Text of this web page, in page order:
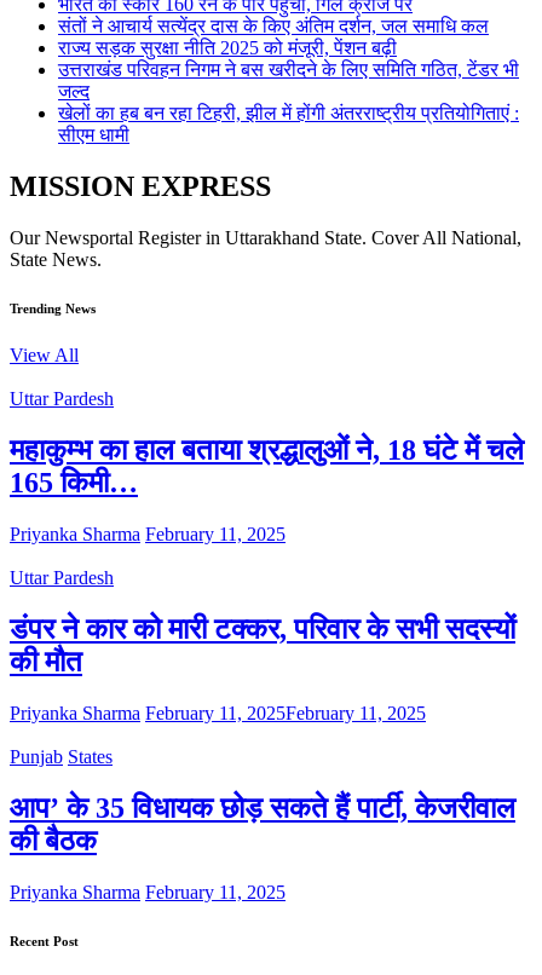
संतों ने आचार्य सत्येंद्र दास के किए अंतिम दर्शन, जल समाधि कल
राज्य सड़क सुरक्षा नीति 2025 को मंजूरी, पेंशन बढ़ी
उत्तराखंड परिवहन निगम ने बस खरीदने के लिए समिति गठित, टेंडर भी
जल्द
खेलों का हब बन रहा टिहरी, झील में होंगी अंतरराष्ट्रीय प्रतियोगिताएं :
सीएम धामी
MISSION EXPRESS
Our Newsportal Register in Uttarakhand State. Cover All National,
State News.
Trending News
View All
Uttar Pardesh
महाकुम्भ का हाल बताया श्रद्धालुओं ने, 18 घंटे में चले
165 किमी…
Priyanka Sharma February 11, 2025
Uttar Pardesh
डंपर ने कार को मारी टक्कर, परिवार के सभी सदस्यों
की मौत
Priyanka Sharma February 11, 2025February 11, 2025
Punjab States
आप’ के 35 विधायक छोड़ सकते हैं पार्टी, केजरीवाल
की बैठक
Priyanka Sharma February 11, 2025
Recent Post